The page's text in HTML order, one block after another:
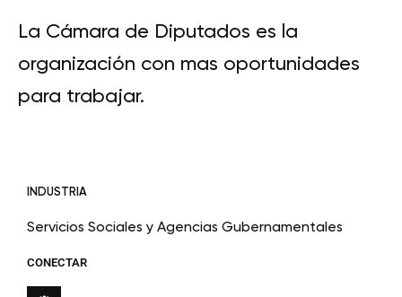
La Cámara de Diputados es la
organización con mas oportunidades
para trabajar.
INDUSTRIA
Servicios Sociales y Agencias Gubernamentales
CONECTAR